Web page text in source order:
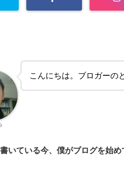
こんにちは。ブロガーの
いている今、僕がブログを始め